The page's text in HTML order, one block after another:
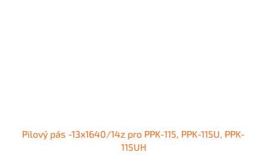
Pilový pás -13x1640/14z pro PPK-115, PPK-115U, PPK-
115UH